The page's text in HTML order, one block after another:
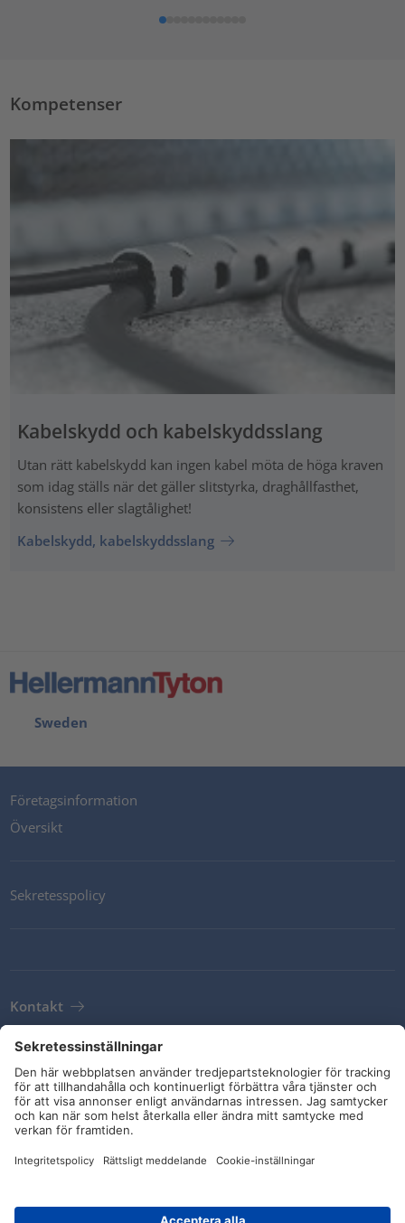
Kompetenser
Kabelskydd och kabelskyddsslang
Utan rätt kabelskydd kan ingen kabel möta de höga kraven
som idag ställs när det gäller slitstyrka, draghållfasthet,
konsistens eller slagtålighet!
Kabelskydd, kabelskyddsslang
Sweden
Företagsinformation
Översikt
Sekretesspolicy
Kontakt
Leveransvillkor
Riktlinjer och åtaganden
Sociala medier